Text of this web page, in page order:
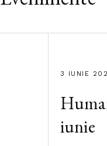
3 IUNIE
iunie